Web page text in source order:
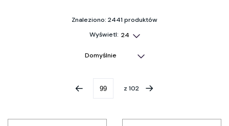
Znaleziono: 2441 produktów
Wyświetl:
z 102